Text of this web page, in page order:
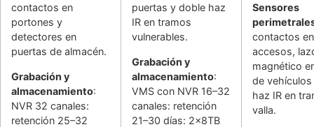
contactos en
portones y
detectores en
puertas de almacén.
Grabación y
almacenamiento:
NVR 32 canales:
retención 25–32
puertas y doble haz
IR en tramos
vulnerables.
Grabación y
almacenamiento:
VMS con NVR 16–32
canales: retención
21–30 días: 2x8TB
Sensores
contactos en
accesos,
magnético
de
haz IR en
valla.